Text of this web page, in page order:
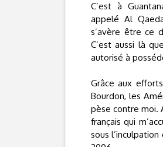
C’est à
appelé Al
s’avère être ce
C’est aussi là
autorisé à
Grâce aux
Bourdon, les
pèse contre moi.
français qui
sous l’inculpation